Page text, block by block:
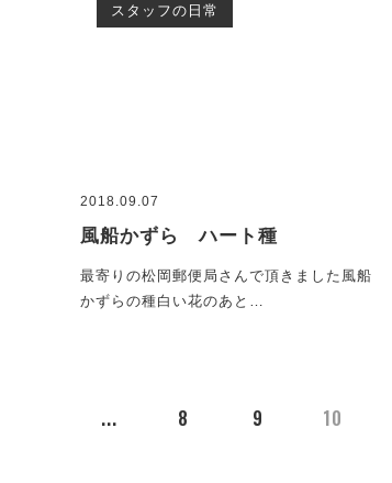
スタッフの日常
2018.09.07
風船かずら ハート種
最寄りの松岡郵便局さんで頂きました風船
かずらの種白い花のあと…
... 8 9 10